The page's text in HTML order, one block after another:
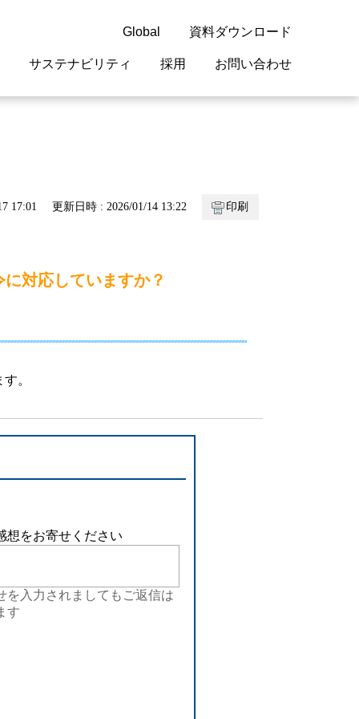
Global
閉じる
資料ダウンロード
保全
サステナビリティ 採用 お問い合わせ
17:01 更新日時 : 2026/01/14 13:22 印刷
対応していますか？
。
想をお寄せください
を入力されましてもご返信は
す